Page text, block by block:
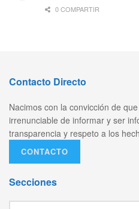
0 COMPARTIR
Contacto Directo
Nacimos con la convicción de
irrenunciable de informar y ser
transparencia y respeto a los
CONTACTO
Secciones